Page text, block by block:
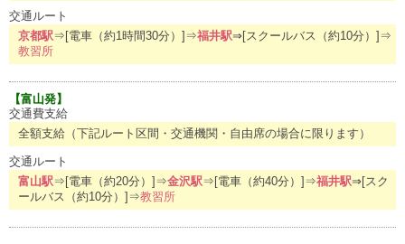
交通ルート
京都駅⇒[電車（約1時間30分）]⇒福井駅⇒[スクールバス（約10分）]⇒
教習所
【富山発】
交通費支給
全額支給（下記ルート区間・交通機関・自由席の場合に限ります）
交通ルート
富山駅⇒[電車（約20分）]⇒金沢駅⇒[電車（約40分）]⇒福井駅⇒[スク
ールバス（約10分）]⇒教習所